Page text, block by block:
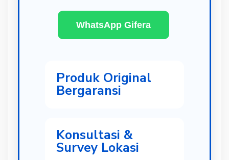
WhatsApp Gifera
Produk Original
Bergaransi
Konsultasi &
Survey Lokasi